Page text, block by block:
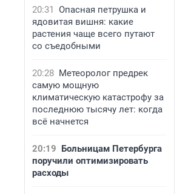
20:31 Опасная петрушка и
ядовитая вишня: какие
растения чаще всего путают
со съедобными
20:28 Метеоролог предрек
самую мощную
климатическую катастрофу за
последнюю тысячу лет: когда
всё начнется
20:19 Больницам Петербурга
поручили оптимизировать
расходы